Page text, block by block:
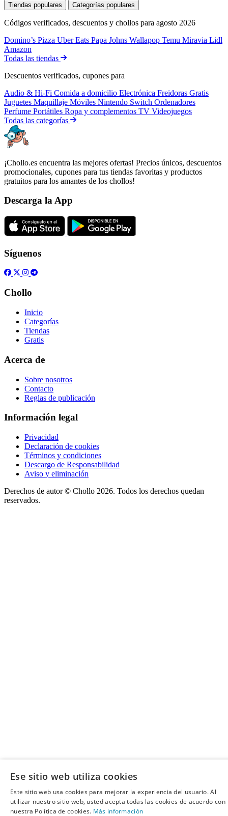
Tiendas populares Categorías populares
Códigos verificados, descuentos y chollos para agosto 2026
Domino’s Pizza Uber Eats Papa Johns Wallapop Temu Miravia Lidl
Amazon
Todas las tiendas
Descuentos verificados, cupones para
Audio & Hi-Fi Comida a domicilio Electrónica Freidoras Gratis
Juguetes Maquillaje Móviles Nintendo Switch Ordenadores
Perfume Portátiles Ropa y complementos TV Videojuegos
Todas las categorías
¡Chollo.es encuentra las mejores ofertas! Precios únicos, descuentos
promocionales, cupones para tus tiendas favoritas y productos
gratuitos para los amantes de los chollos!
Descarga la App
Síguenos
Chollo
Inicio
Categorías
Tiendas
Gratis
Acerca de
Sobre nosotros
Contacto
Reglas de publicación
Información legal
Privacidad
Declaración de cookies
Términos y condiciones
Descargo de Responsabilidad
Aviso y eliminación
Derechos de autor © Chollo 2026. Todos los derechos quedan
reservados.
Ese sitio web utiliza cookies
Este sitio web usa cookies para mejorar la experiencia del usuario. Al
utilizar nuestro sitio web, usted acepta todas las cookies de acuerdo con
nuestra Política de cookies. Más información